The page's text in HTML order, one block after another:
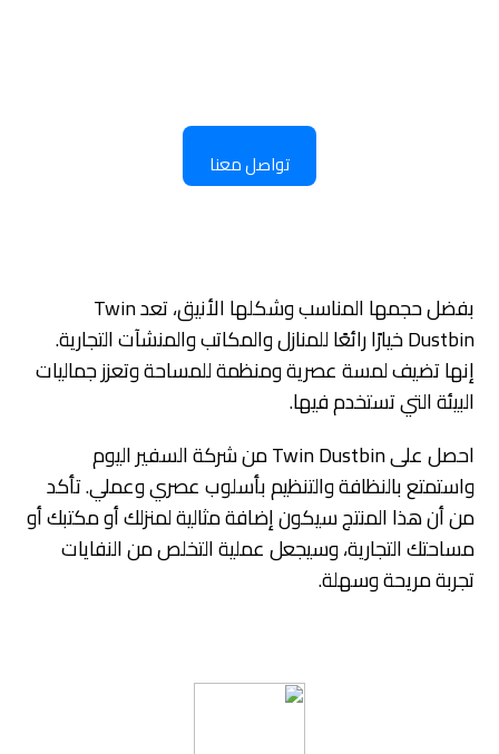
تواصل معنا
بفضل حجمها المناسب وشكلها الأنيق، تعد Twin
Dustbin خيارًا رائعًا للمنازل والمكاتب والمنشآت التجارية.
إنها تضيف لمسة عصرية ومنظمة للمساحة وتعزز جماليات
البيئة التي تستخدم فيها.
احصل على Twin Dustbin من شركة السفير اليوم
واستمتع بالنظافة والتنظيم بأسلوب عصري وعملي. تأكد
من أن هذا المنتج سيكون إضافة مثالية لمنزلك أو مكتبك أو
مساحتك التجارية، وسيجعل عملية التخلص من النفايات
تجربة مريحة وسهلة.